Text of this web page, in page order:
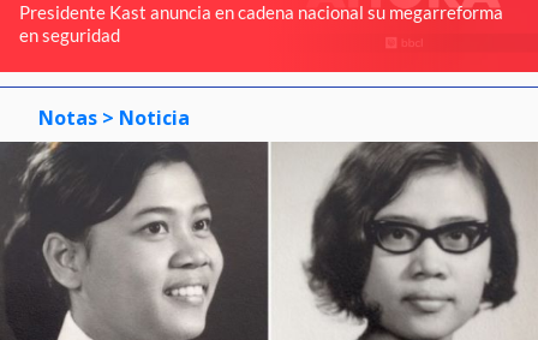
Presidente Kast anuncia en cadena nacional su megarreforma
en seguridad
Notas > Noticia